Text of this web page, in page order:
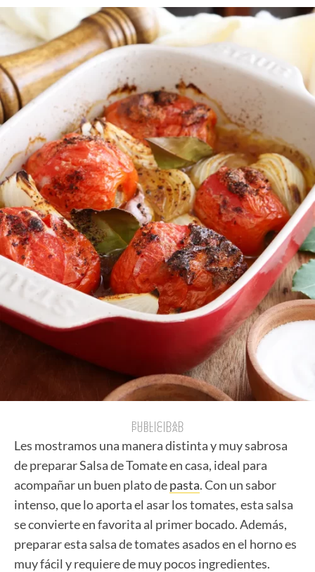
PUBLICIDAD
PUBLICIDAD
Les mostramos una manera distinta y muy sabrosa
de preparar Salsa de Tomate en casa, ideal para
acompañar un buen plato depasta. Con un sabor
intenso, que lo aporta el asar los tomates, esta salsa
se convierte en favorita al primer bocado. Además,
preparar esta salsa de tomates asados en el horno es
muy fácil y requiere de muy pocos ingredientes.